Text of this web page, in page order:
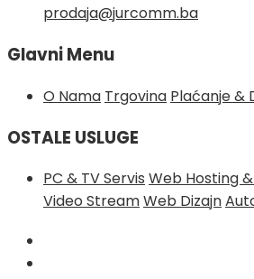
prodaja@jurcomm.ba
Glavni Menu
O Nama Trgovina Plaćanje &
OSTALE USLUGE
PC & TV Servis Web Hosting
Video StreamWeb Dizajn